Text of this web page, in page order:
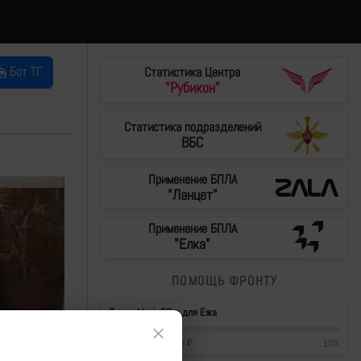
Бот ТГ
Статистика Центра
"Рубикон"
Статистика подразделений
ВБС
Применение БПЛА
"Ланцет"
Применение БПЛА
"Елка"
ПОМОЩЬ ФРОНТУ
Тушки Mavic3Pro для Ежа
430 000 ₽ 10%
×